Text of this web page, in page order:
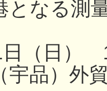
となる測
日（日）
宇品）外